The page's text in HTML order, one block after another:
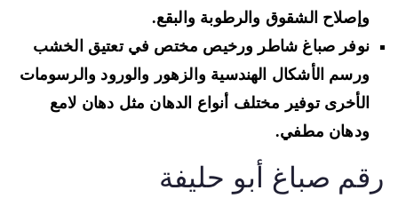
وإصلاح الشقوق والرطوبة والبقع.
نوفر صباغ شاطر ورخيص مختص فيتعتيق الخشب
ورسم الأشكال الهندسية والزهور والورود والرسومات
الأخرى توفير مختلف أنواع الدهان مثل دهان لامع
ودهان مطفي.
صباغ أبو حليفة